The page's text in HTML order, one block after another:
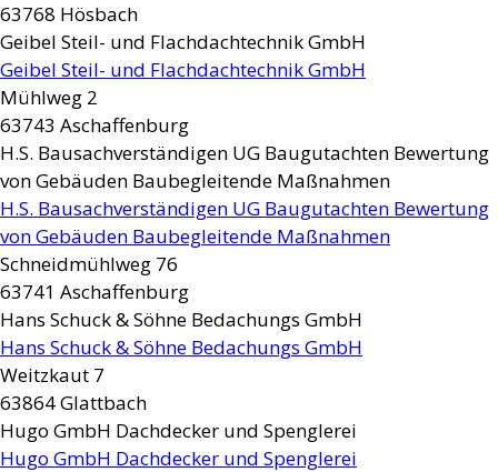
63768 Hösbach
Geibel Steil- und Flachdachtechnik GmbH
Geibel Steil- und Flachdachtechnik GmbH
Mühlweg 2
63743 Aschaffenburg
H.S. Bausachverständigen UG Baugutachten Bewertung
von Gebäuden Baubegleitende Maßnahmen
H.S. Bausachverständigen UG Baugutachten Bewertung
von Gebäuden Baubegleitende Maßnahmen
Schneidmühlweg 76
63741 Aschaffenburg
Hans Schuck & Söhne Bedachungs GmbH
Hans Schuck & Söhne Bedachungs GmbH
Weitzkaut 7
63864Glattbach
Hugo GmbH Dachdecker und Spenglerei
Hugo GmbH Dachdecker und Spenglerei